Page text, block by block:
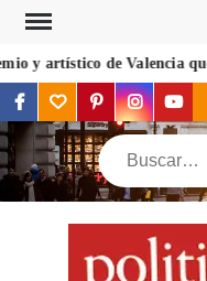
Saltar
contenido
y artístico de Valencia que
facebook
twitterpinterest
Buscar